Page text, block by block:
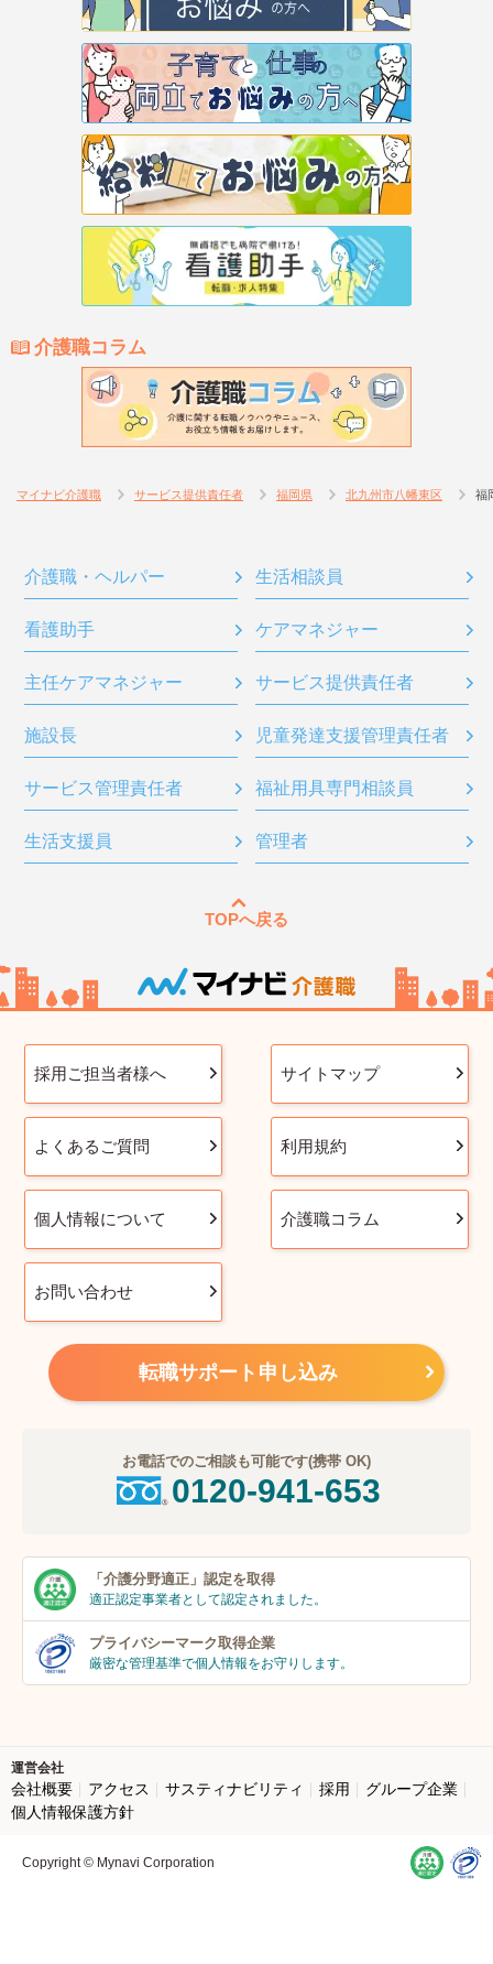
介護職コラム
マイナビ介護職 サービス提供責任者 福岡県 北九州市八幡東区 福
介護職・ヘルパー 生活相談員
看護助手 ケアマネジャー
主任ケアマネジャー サービス提供責任者
施設長 児童発達支援管理責任者
サービス管理責任者 福祉用具専門相談員
生活支援員 管理者
TOPへ戻る
採用ご担当者様へ サイトマップ
よくあるご質問 利用規約
個人情報について 介護職コラム
お問い合わせ
転職サポート申し込み
お電話でのご相談も可能です(携帯 OK)
0120-941-653
「介護分野適正」 認定を取得
適正認定事業者として認定されました。
プライバシーマーク取得企業
厳密な管理基準で個人情報をお守りします。
運営会社
会社概要 アクセス サスティナビリティ 採用
グループ企業
個人情報保護方針
Copyright © Mynavi Corporation